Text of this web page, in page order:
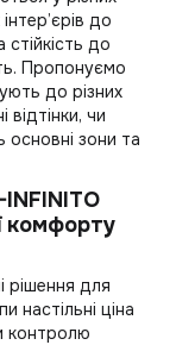
до
до
Пропонуємо
до різних
чи
основні зони та
INFINITO
комфорту
рішення для
настільні ціна
контролю